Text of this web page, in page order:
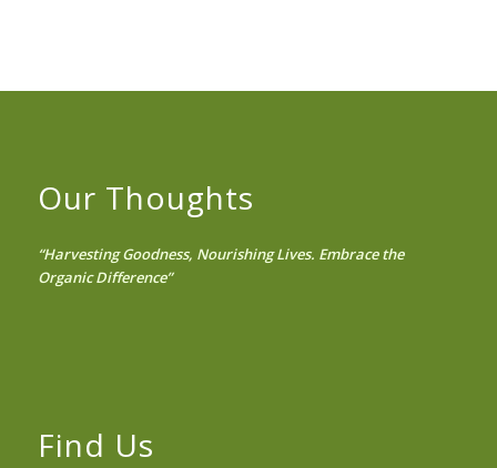
Our Thoughts
“Harvesting Goodness, Nourishing Lives. Embrace the
Organic Difference”
Find Us